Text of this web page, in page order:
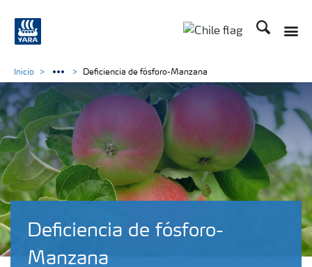
Buscar
Deficiencia de fósforo-
Manzana
Inicio Deficiencia de fósforo-Manzana